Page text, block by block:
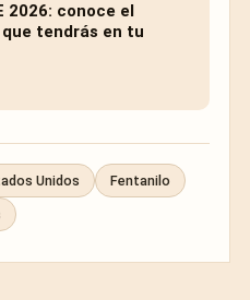
2026: conoce el
tendrás en tu
Unidos Fentanilo